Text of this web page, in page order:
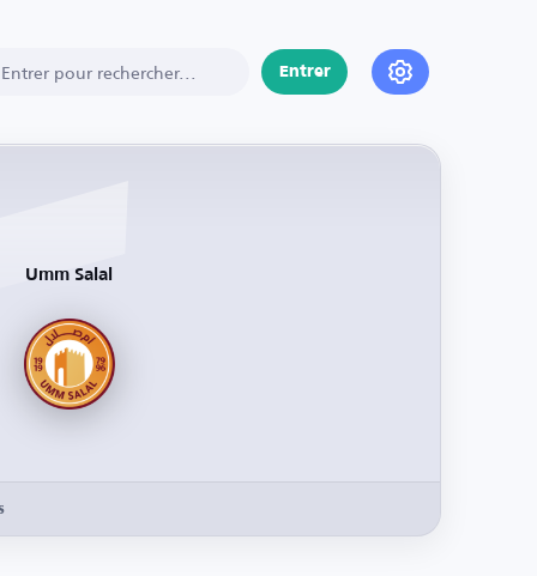
Entrer
Umm Salal